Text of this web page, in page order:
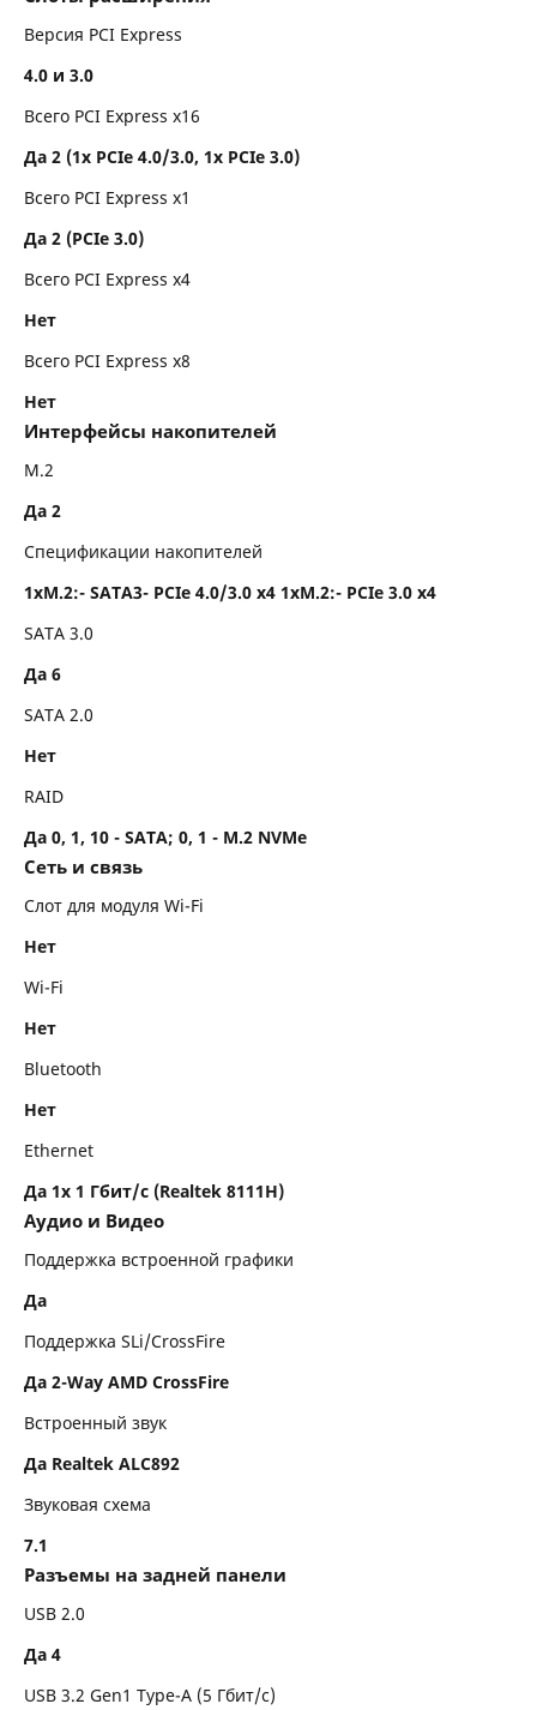
Версия PCI Express
4.0 и 3.0
Всего PCI Express x16
Да 2 (1x PCIe 4.0/3.0, 1x PCIe 3.0)
Всего PCI Express x1
Да 2 (PCIe 3.0)
Всего PCI Express x4
Нет
Всего PCI Express x8
Нет
Интерфейсы накопителей
M.2
Да 2
Спецификации накопителей
1xM.2:- SATA3- PCIe 4.0/3.0 x4 1xM.2:- PCIe 3.0 x4
SATA 3.0
Да 6
SATA 2.0
Нет
RAID
Да 0, 1, 10 - SATA; 0, 1 - M.2 NVMe
Сеть и связь
Слот для модуля Wi-Fi
Нет
Wi-Fi
Нет
Bluetooth
Нет
Ethernet
Да 1x 1 Гбит/с (Realtek 8111H)
Аудио и Видео
Поддержка встроенной графики
Да
Поддержка SLi/CrossFire
Да 2-Way AMD CrossFire
Встроенный звук
Да Realtek ALC892
Звуковая схема
7.1
Разъемы на задней панели
USB 2.0
Да 4
USB 3.2 Gen1 Type-A (5 Гбит/с)